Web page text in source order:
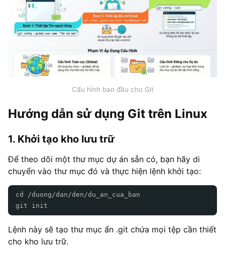
Cấu hình ban đầu cho Git
Hướng dẫn sử dụng Git trên Linux
1. Khởi tạo kho lưu trữ
Để theo dõi một thư mục dự án sẵn có, bạn hãy di
chuyển vào thư mục đó và thực hiện lệnh khởi tạo:
cd /duong/dan/den/du_an_cua_ban
git init
Lệnh này sẽ tạo thư mục ẩn .git chứa mọi tệp cần thiết
cho kho lưu trữ.